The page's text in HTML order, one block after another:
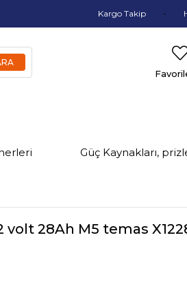
Kargo Takip
Güç Kaynakları,
volt 28Ah M5 temas